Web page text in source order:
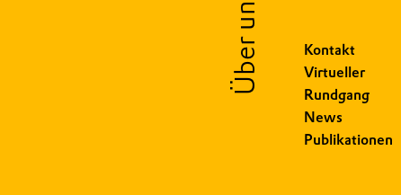
Über uns
Kontakt
Virtueller
Rundgang
News
Publikationen